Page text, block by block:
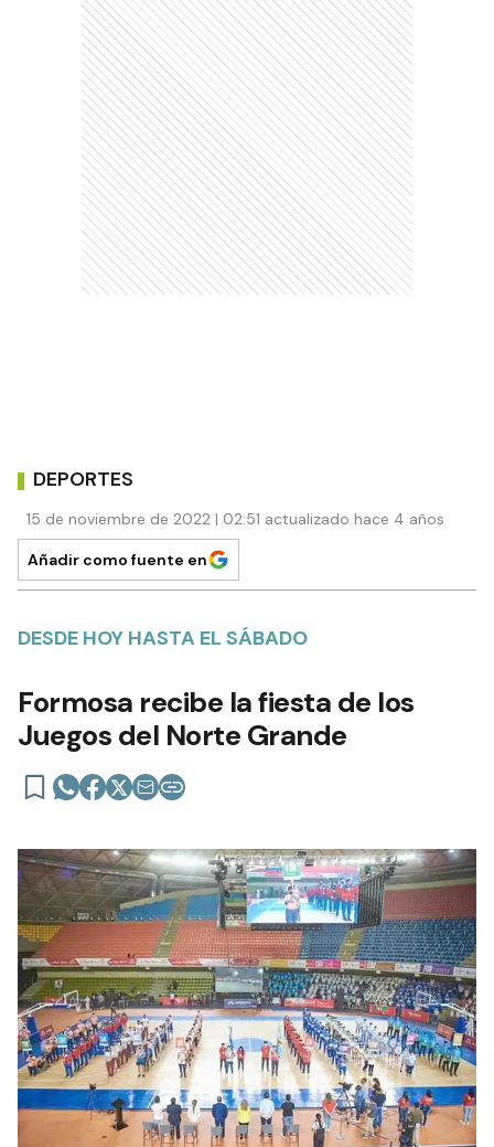
DEPORTES
15 de noviembre de 2022 | 02:51 actualizado hace 4 años
Añadir como fuente en
DESDE HOY HASTA EL SÁBADO
Formosa recibe la fiesta de los
Juegos del Norte Grande